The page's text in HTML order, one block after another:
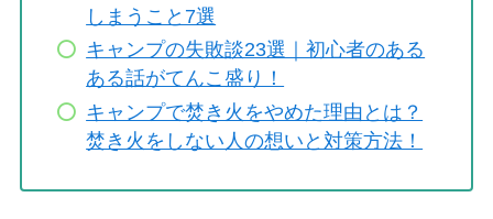
しまうこと7選
キャンプの失敗談23選｜初心者のある
ある話がてんこ盛り！
キャンプで焚き火をやめた理由とは？
焚き火をしない人の想いと対策方法！